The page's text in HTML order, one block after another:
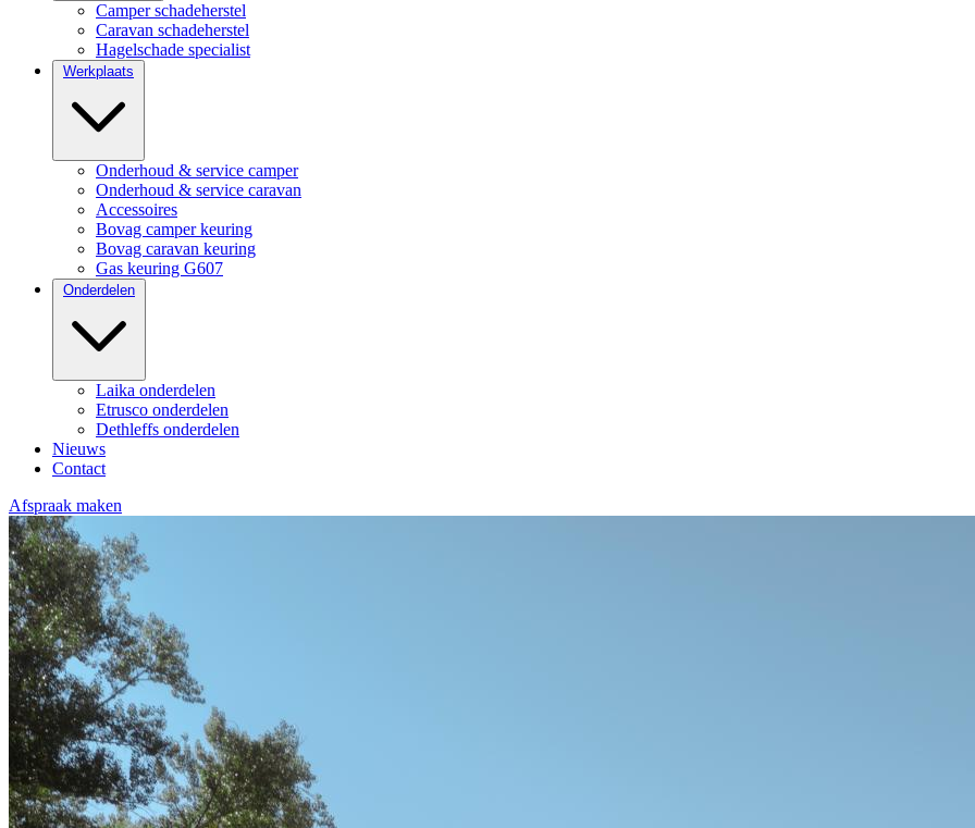
Camper schadeherstel
Caravan schadeherstel
Hagelschade specialist
Werkplaats
Onderhoud & service camper
Onderhoud & service caravan
Accessoires
Bovag camper keuring
Bovag caravan keuring
Gas keuring G607
Onderdelen
Laika onderdelen
Etrusco onderdelen
Dethleffs onderdelen
Nieuws
Contact
Afspraak maken